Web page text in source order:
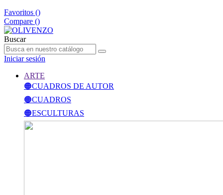
Favoritos ()
Compare ()
Buscar
Iniciar sesión
ARTE
🟠CUADROS DE AUTOR
🟠CUADROS
🟠ESCULTURAS